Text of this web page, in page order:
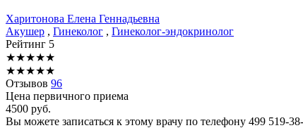
Харитонова Елена Геннадьевна
Акушер , Гинеколог , Гинеколог-эндокринолог
Рейтинг 5
★★★★★
★★★★★
Отзывов 96
Цена первичного приема
4500 руб.
Вы можете записаться к этому врачу по телефону 499 519-